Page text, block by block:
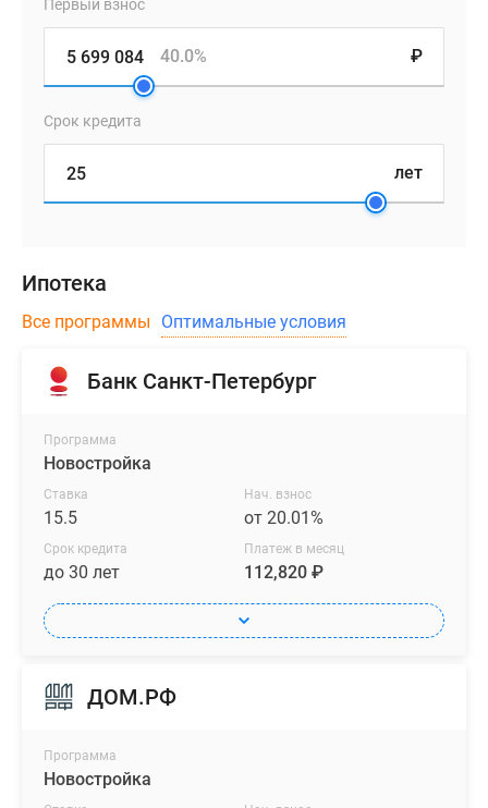
Первый взнос
₽
40.0%
Срок кредита
лет
Ипотека
Все программы Оптимальные условия
Банк Санкт-Петербург
Программа
Новостройка
Ставка
15.5
Нач. взнос
от 20.01%
Срок кредита
до 30 лет
Платеж в месяц
112,820 ₽
ДОМ.РФ
Программа
Новостройка